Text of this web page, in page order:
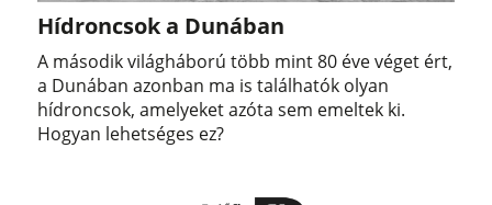
Hídroncsok a Dunában
A második világháború több mint 80 éve véget ért,
a Dunában azonban ma is találhatók olyan
hídroncsok, amelyeket azóta sem emeltek ki.
Hogyan lehetséges ez?